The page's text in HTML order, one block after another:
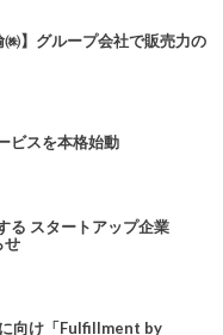
㈱】グループ会社で販売力の
ビスを本格始動
る スタートアップ企業
せ
向け「Fulfillment by